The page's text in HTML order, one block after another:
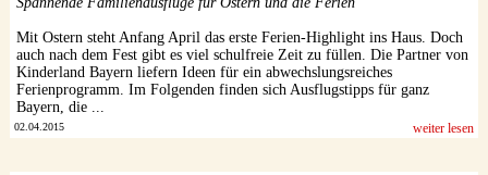
Mit Ostern steht Anfang April das erste Ferien-Highlight ins Haus. Doch
auch nach dem Fest gibt es viel schulfreie Zeit zu füllen. Die Partner von
Kinderland Bayern liefern Ideen für ein abwechslungsreiches
Ferienprogramm. Im Folgenden finden sich Ausflugstipps für ganz
Bayern, die ...
02.04.2015 weiter lesen